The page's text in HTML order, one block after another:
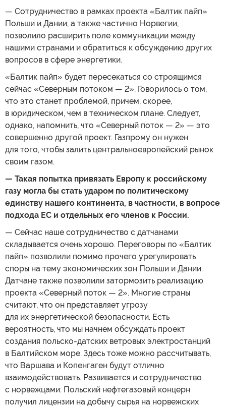
— Сотрудничество в рамках проекта «Балтик пайп»
Польши и Дании, а также частично Норвегии,
позволило расширить поле коммуникации между
нашими странами и обратиться к обсуждению других
вопросов в сфере энергетики.
«Балтик пайп» будет пересекаться со строящимся
сейчас «Северным потоком — 2». Говорилось о том,
что это станет проблемой, причем, скорее,
в юридическом, чем в техническом плане. Следует,
однако, напомнить, что «Северный поток — 2» — это
совершенно другой проект. Газпрому он нужен
для того, чтобы залить центральноевропейский рынок
своим газом.
— Такая попытка привязать Европу к российскому
газу могла бы стать ударом по политическому
единству нашего континента, в частности, в вопросе
подхода ЕС и отдельных его членов к России.
— Сейчас наше сотрудничество с датчанами
складывается очень хорошо. Переговоры по «Балтик
пайп» позволили помимо прочего урегулировать
споры на тему экономических зон Польши и Дании.
Датчане также позволили затормозить реализацию
проекта «Северный поток — 2». Многие страны
считают, что он представляет угрозу
для их энергетической безопасности. Есть
вероятность, что мы начнем обсуждать проект
создания польско-датских ветровых электростанций
в Балтийском море. Здесь тоже можно рассчитывать,
что Варшава и Копенгаген будут отлично
взаимодействовать. Развивается и сотрудничество
с норвежцами: Польский нефтегазовый концерн
получил лицензии на добычу сырья на норвежских